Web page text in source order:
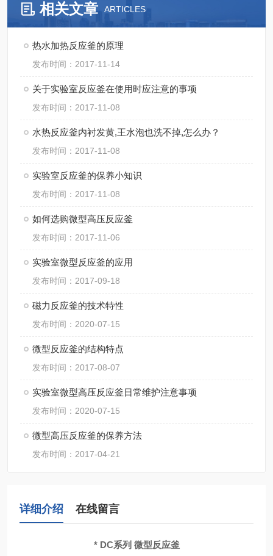
相关文章 ARTICLES
热水加热反应釜的原理
发布时间：2017-11-14
关于实验室反应釜在使用时应注意的事项
发布时间：2017-11-08
水热反应釜内衬发黄,王水泡也洗不掉,怎么办？
发布时间：2017-11-08
实验室反应釜的保养小知识
发布时间：2017-11-08
如何选购微型高压反应釜
发布时间：2017-11-06
实验室微型反应釜的应用
发布时间：2017-09-18
磁力反应釜的技术特性
发布时间：2020-07-15
微型反应釜的结构特点
发布时间：2017-08-07
实验室微型高压反应釜日常维护注意事项
发布时间：2020-07-15
微型高压反应釜的保养方法
发布时间：2017-04-21
详细介绍 在线留言
* DC系列 微型反应釜